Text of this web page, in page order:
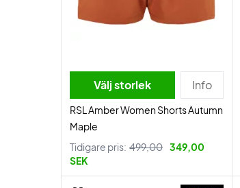
Välj storlek Info
RSL Amber Women Shorts Autumn
Maple
Tidigare pris: 499,00 349,00
SEK